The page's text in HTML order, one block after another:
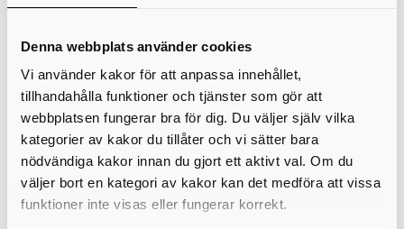
Denna webbplats använder cookies
Vi använder kakor för att anpassa innehållet,
tillhandahålla funktioner och tjänster som gör att
webbplatsen fungerar bra för dig. Du väljer själv vilka
kategorier av kakor du tillåter och vi sätter bara
nödvändiga kakor innan du gjort ett aktivt val. Om du
väljer bort en kategori av kakor kan det medföra att vissa
funktioner inte visas eller fungerar korrekt.
Här hittar du information om hur vi tillsammans
kan skapa en tryggare och säkrare vardag i
Skövde.
Tätorter, stadsdelar och
landsbygd